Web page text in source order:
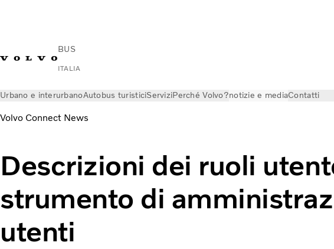
BUS
ITALIA
Urbano e interurbanoAutobus turisticiServiziPerché Volvo?notizie e mediaContatti
Volvo Connect News
Descrizioni dei ruoli
strumento di
utenti